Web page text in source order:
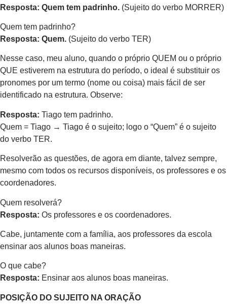
Resposta: Quem tem padrinho. (Sujeito do verbo MORRER)
Quem tem padrinho?
Resposta: Quem. (Sujeito do verbo TER)
Nesse caso, meu aluno, quando o próprio QUEM ou o próprio
QUE estiverem na estrutura do período, o ideal é substituir os
pronomes por um termo (nome ou coisa) mais fácil de ser
identificado na estrutura. Observe:
Resposta: Tiago tem padrinho.
Quem = Tiago → Tiago é o sujeito; logo o “Quem” é o sujeito
do verbo TER.
Resolverão as questões, de agora em diante, talvez sempre,
mesmo com todos os recursos disponíveis, os professores e os
coordenadores.
Quem resolverá?
Resposta: Os professores e os coordenadores.
Cabe, juntamente com a família, aos professores da escola
ensinar aos alunos boas maneiras.
O que cabe?
Resposta: Ensinar aos alunos boas maneiras.
POSIÇÃO DO SUJEITO NA ORAÇÃO